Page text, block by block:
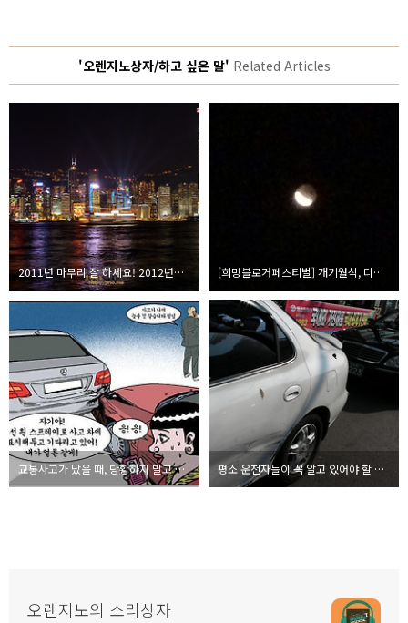
'오렌지노상자/하고 싶은 말' Related Articles
2011년 마무리 잘 하세요! 2012년에도 오렌지노의 소리상자는 더욱 발전하겠습니다! [희망블로거페스티벌] 개기월식, 디카와 아이폰4s로 담아내다.
교통사고가 났을 때, 당황하지 말고 이렇게 하세요. 평소 운전자들이 꼭 알고 있어야 할 교통사고 상식과 준비사항
오렌지노의 소리상자